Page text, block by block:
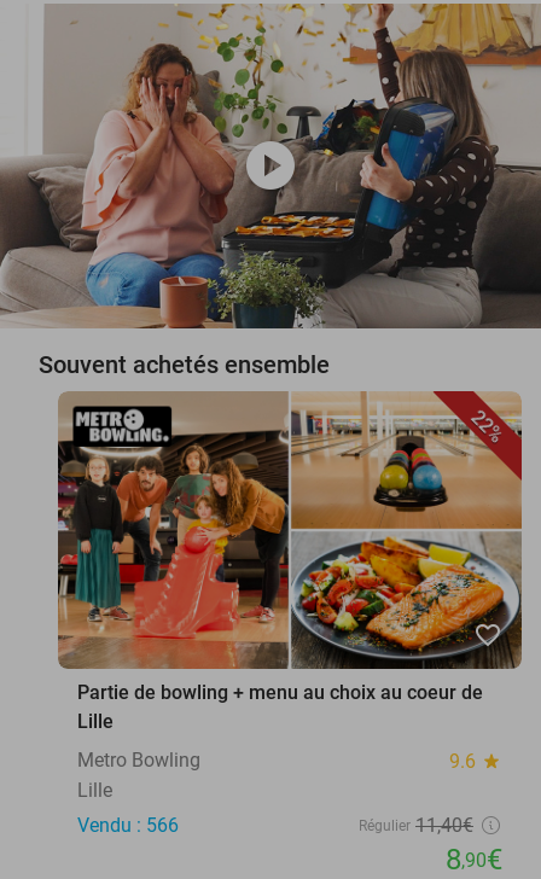
play_circle
Souvent achetés ensemble
22%
favorite_border
Partie de bowling + menu au choix au coeur de
Lille
Metro Bowling
9.6 star
Lille
Vendu : 566
Régulier 11,40€
8,90€